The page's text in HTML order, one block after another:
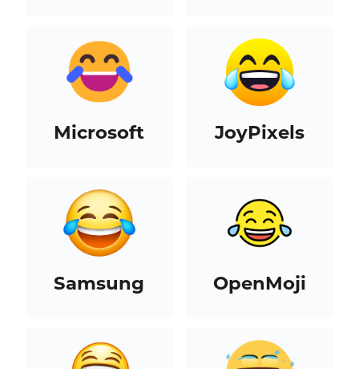
JoyPixels
Microsoft
OpenMoji
Samsung